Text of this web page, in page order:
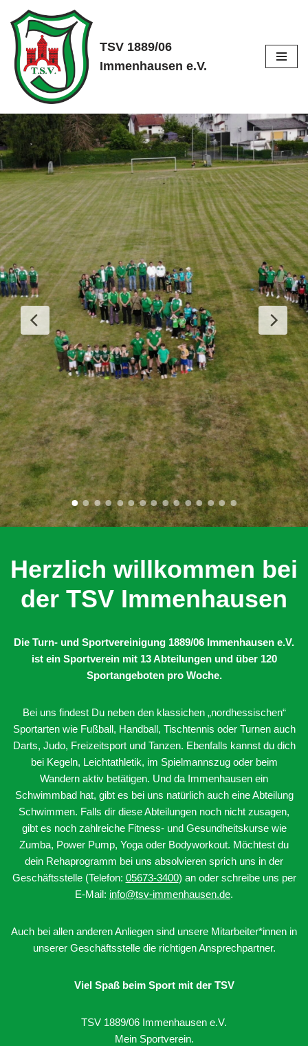
Zum
Inhalt
springen
TSV 1889/06
Immenhausen e.V.
Herzlich willkommen bei
der TSV Immenhausen
Die Turn- und Sportvereinigung 1889/06 Immenhausen e.V.
ist ein Sportverein mit 13 Abteilungen und über 120
Sportangeboten pro Woche.
Bei uns findest Du neben den klassichen „nordhessischen“
Sportarten wie Fußball, Handball, Tischtennis oder Turnen auch
Darts, Judo, Freizeitsport und Tanzen. Ebenfalls kannst du dich
bei Kegeln, Leichtathletik, im Spielmannszug oder beim
Wandern aktiv betätigen. Und da Immenhausen ein
Schwimmbad hat, gibt es bei uns natürlich auch eine Abteilung
Schwimmen. Falls dir diese Abteilungen noch nicht zusagen,
gibt es noch zahlreiche Fitness- und Gesundheitskurse wie
Zumba, Power Pump, Yoga oder Bodyworkout. Möchtest du
dein Rehaprogramm bei uns absolvieren sprich uns in der
Geschäftsstelle (Telefon: 05673-3400) an oder schreibe uns per
E-Mail: info@tsv-immenhausen.de.
Auch bei allen anderen Anliegen sind unsere Mitarbeiter*innen in
unserer Geschäftsstelle die richtigen Ansprechpartner.
Viel Spaß beim Sport mit der TSV
TSV 1889/06 Immenhausen e.V.
Mein Sportverein.